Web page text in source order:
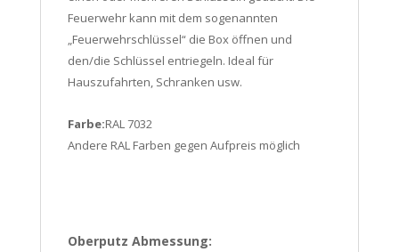
Feuerwehr kann mit dem sogenannten
„Feuerwehrschlüssel“ die Box öffnen und
den/die Schlüssel entriegeln. Ideal für
Hauszufahrten, Schranken usw.
Farbe:RAL 7032
Andere RAL Farben gegen Aufpreis möglich
Oberputz Abmessung: